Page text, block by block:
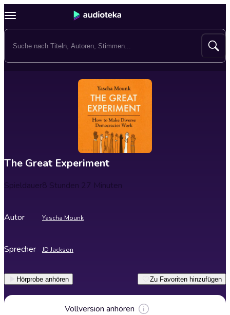
The Great Experiment
Spieldauer8 Stunden 27 Minuten
Autor Yascha Mounk
Sprecher JD Jackson
Hörprobe anhören Zu Favoriten hinzufügen
Vollversion anhören